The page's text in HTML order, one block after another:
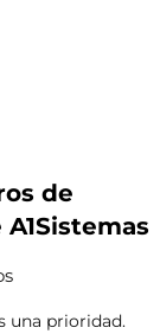
de
una prioridad.